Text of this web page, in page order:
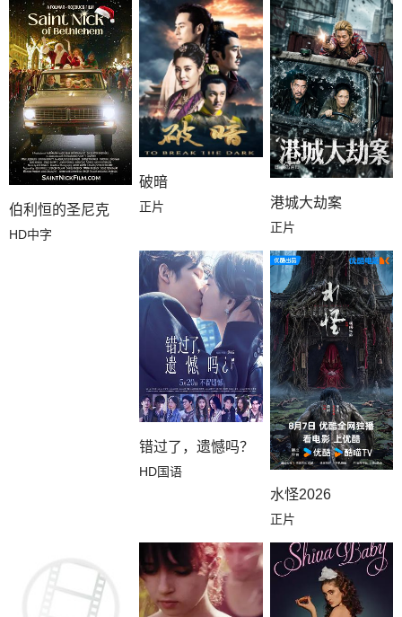
伯利恒的圣尼克
HD中字
破暗
正片 港城大劫案
正片
错过了，遗憾吗？
HD国语
水怪2026
正片